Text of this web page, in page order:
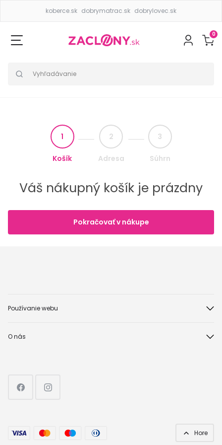
koberce.sk dobrymatrac.sk dobrylovec.sk
0
1
Košík
2
Adresa
3
Súhrn
Váš nákupný košík je prázdny
Pokračovať v nákupe
Používanie webu
O nás
Hore